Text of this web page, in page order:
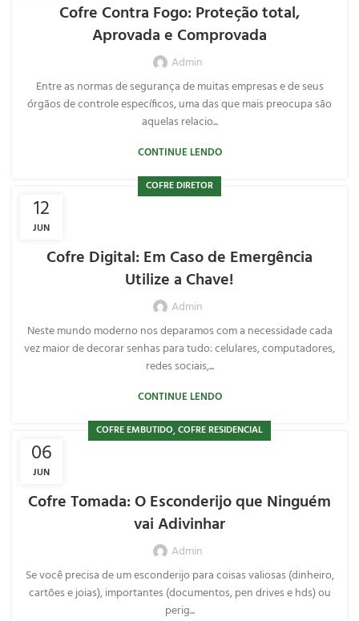
Cofre Contra Fogo: Proteção total,
Aprovada e Comprovada
Admin
Entre as normas de segurança de muitas empresas e de seus
órgãos de controle específicos, uma das que mais preocupa são
aquelas relacio...
CONTINUE LENDO
12
JUN
COFRE DIRETOR
Cofre Digital: Em Caso de Emergência
Utilize a Chave!
Admin
Neste mundo moderno nos deparamos com a necessidade cada
vez maior de decorar senhas para tudo: celulares, computadores,
redes sociais,...
CONTINUE LENDO
06
JUN
COFRE EMBUTIDO,COFRE RESIDENCIAL
Cofre Tomada: O Esconderijo que Ninguém
vai Adivinhar
Admin
Se você precisa de um esconderijo para coisas valiosas (dinheiro,
cartões e joias), importantes (documentos, pen drives e hds) ou
perig...